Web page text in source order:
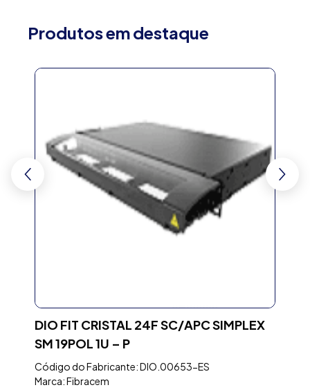
Produtos em destaque
DIO FIT CRISTAL 24F SC/APC SIMPLEX
SM 19POL 1U – P
Código do Fabricante: DIO.00653-ES
Marca: Fibracem